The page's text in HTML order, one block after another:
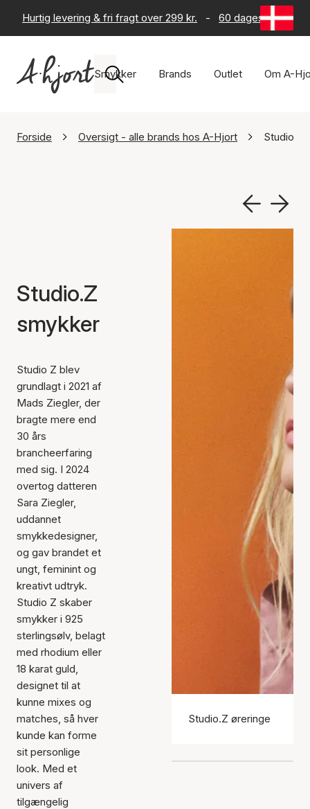
Hurtig levering & fri fragt over 299 kr. - 60 dages returret
Smykker Brands Outlet Om A-
Forside Oversigt - alle brands hos A-Hjort Studio.Z
Studio.Z
smykker
Studio Z blev
grundlagt i 2021 af
Mads Ziegler, der
bragte mere end
30 års
brancheerfaring
med sig. I 2024
overtog datteren
Sara Ziegler,
uddannet
smykkedesigner,
og gav brandet et
ungt, feminint og
kreativt udtryk.
Studio Z skaber
smykker i 925
sterlingsølv, belagt
med rhodium eller
18 karat guld,
designet til at
kunne mixes og
matches, så hver
kunde kan forme
sit personlige
look. Med et
univers af
tilgængelig
Studio.Z øreringe